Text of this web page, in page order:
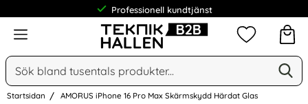
Professionell kundtjänst
Meny
Sök
Sök på Narse Group AB
Mina
Startsidan AMORUS iPhone 16 Pro Max Skärmskydd Härdat Glas